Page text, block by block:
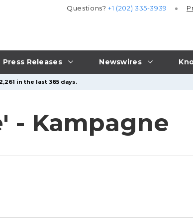
Press Releases Newswires
Questions?+1 (202) 335-3939
in the last 365 days.
- Kampagne